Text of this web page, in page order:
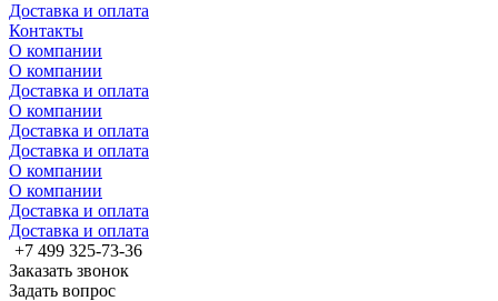
Доставка и оплата
Контакты
О компании
О компании
Доставка и оплата
О компании
Доставка и оплата
Доставка и оплата
О компании
О компании
Доставка и оплата
Доставка и оплата
+7 499 325-73-36
Заказать звонок
Задать вопрос